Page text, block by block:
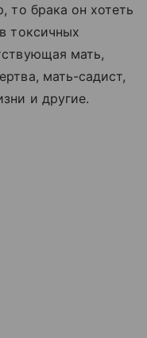
то брака он хотеть
токсичных
мать,
мать-садист,
и другие.